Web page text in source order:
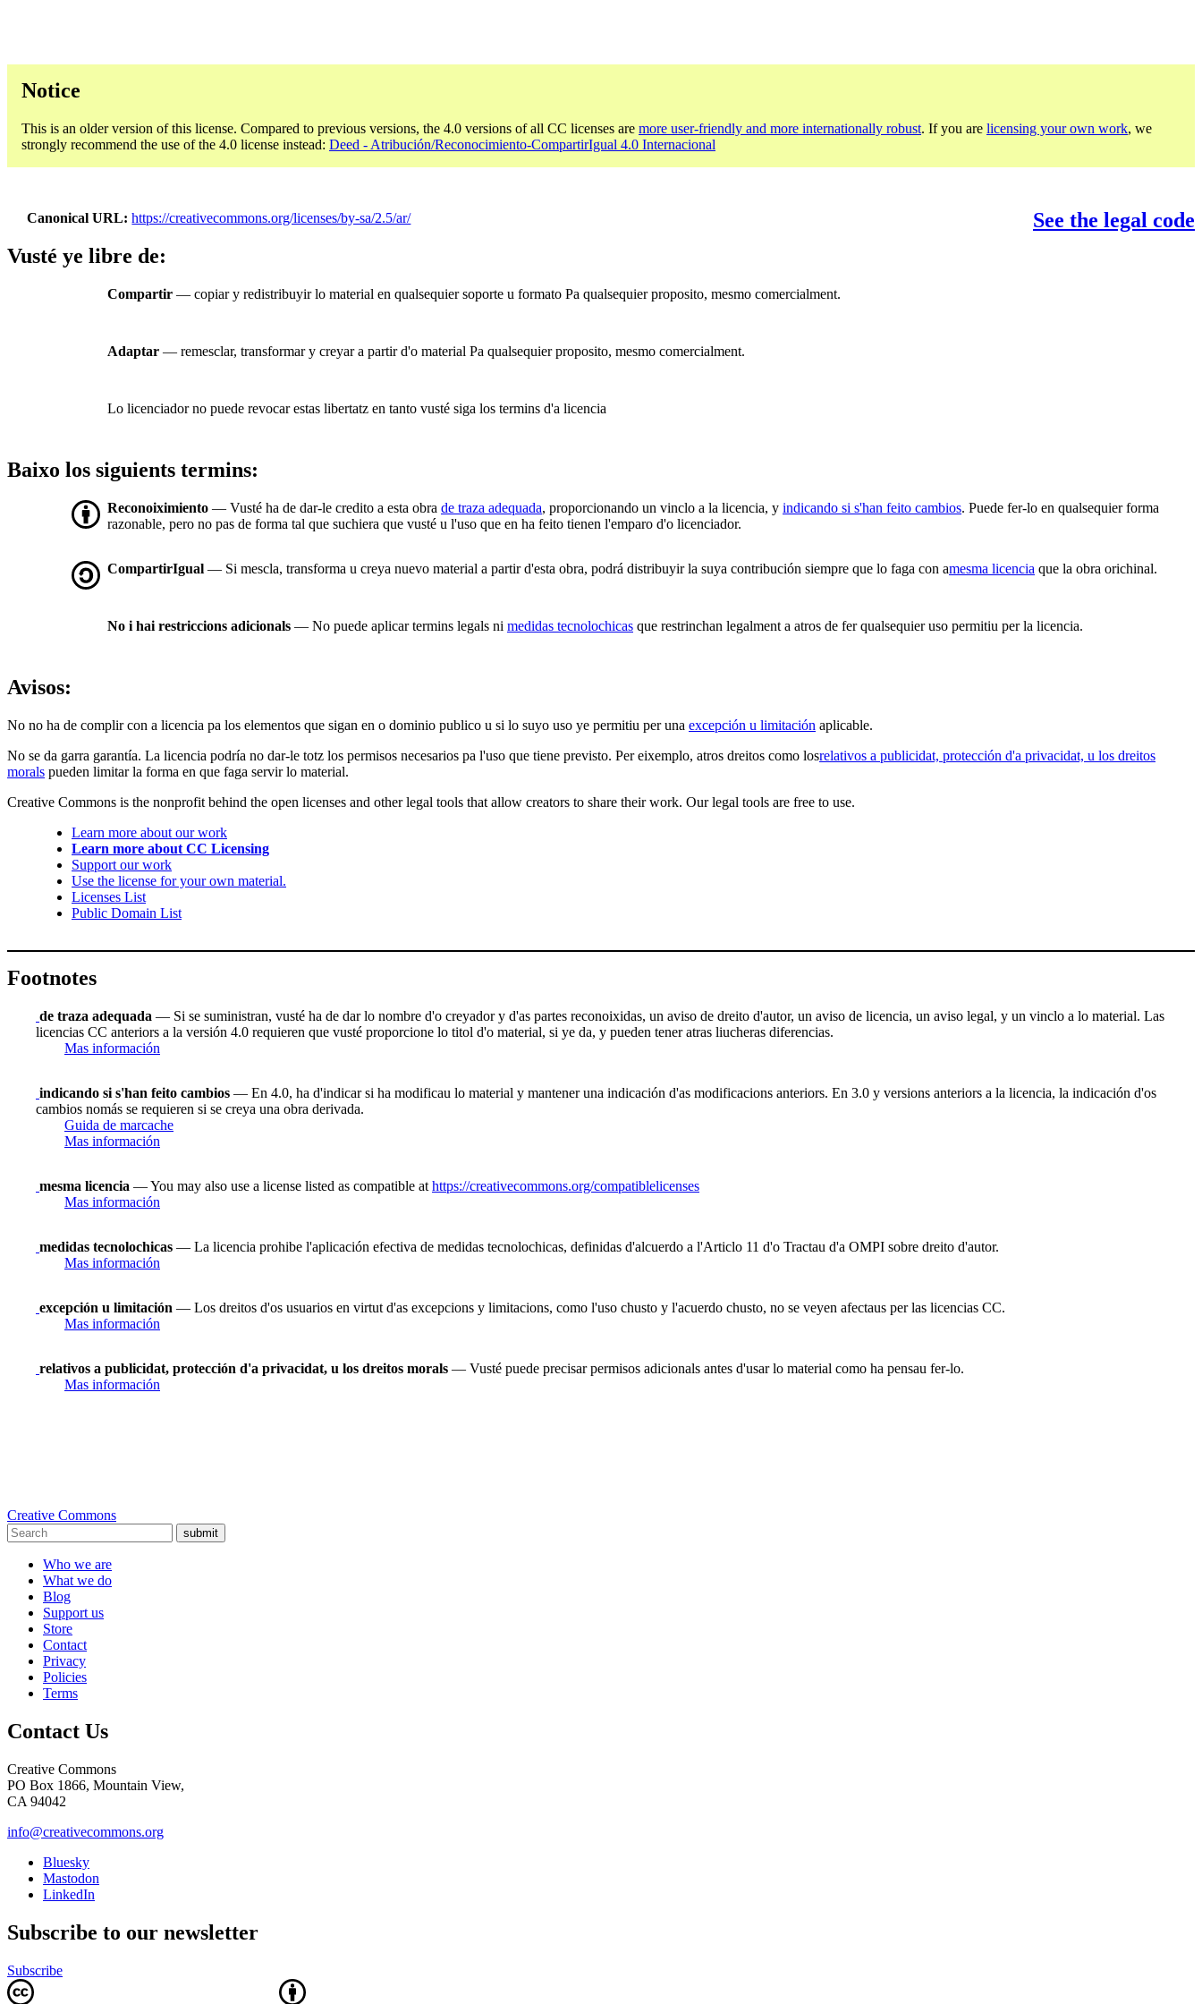
Notice
This is an older version of this license. Compared to previous versions, the 4.0 versions of all CC licenses are more user-friendly and more internationally robust. If you are licensing your own work, we
strongly recommend the use of the 4.0 license instead: Deed - Atribución/Reconocimiento-CompartirIgual 4.0 Internacional
Canonical URL https://creativecommons.org/licenses/by-sa/2.5/ar/
See the legal code
Vusté ye libre de:
Compartir — copiar y redistribuyir lo material en qualsequier soporte u formato Pa qualsequier proposito, mesmo comercialment.
Adaptar — remesclar, transformar y creyar a partir d'o material Pa qualsequier proposito, mesmo comercialment.
Lo licenciador no puede revocar estas libertatz en tanto vusté siga los termins d'a licencia
Baixo los siguients termins:
Reconoiximiento — Vusté ha de dar-le credito a esta obra de traza adequada, proporcionando un vinclo a la licencia, y indicando si s'han feito cambios. Puede fer-lo en qualsequier forma
razonable, pero no pas de forma tal que suchiera que vusté u l'uso que en ha feito tienen l'emparo d'o licenciador.
CompartirIgual — Si mescla, transforma u creya nuevo material a partir d'esta obra, podrá distribuyir la suya contribución siempre que lo faga con amesma licencia que la obra orichinal.
No i hai restriccions adicionals — No puede aplicar termins legals ni medidas tecnolochicas que restrinchan legalment a atros de fer qualsequier uso permitiu per la licencia.
Avisos:
No no ha de complir con a licencia pa los elementos que sigan en o dominio publico u si lo suyo uso ye permitiu per una excepción u limitación aplicable.
No se da garra garantía. La licencia podría no dar-le totz los permisos necesarios pa l'uso que tiene previsto. Per eixemplo, atros dreitos como losrelativos a publicidat, protección d'a privacidat, u los dreitos
morals pueden limitar la forma en que faga servir lo material.
Creative Commons is the nonprofit behind the open licenses and other legal tools that allow creators to share their work. Our legal tools are free to use.
Learn more about our work
Learn more about CC Licensing
Support our work
Use the license for your own material.
Licenses List
Public Domain List
Footnotes
de traza adequada — Si se suministran, vusté ha de dar lo nombre d'o creyador y d'as partes reconoixidas, un aviso de dreito d'autor, un aviso de licencia, un aviso legal, y un vinclo a lo material. Las
licencias CC anteriors a la versión 4.0 requieren que vusté proporcione lo titol d'o material, si ye da, y pueden tener atras liucheras diferencias.
Mas información
indicando si s'han feito cambios — En 4.0, ha d'indicar si ha modificau lo material y mantener una indicación d'as modificacions anteriors. En 3.0 y versions anteriors a la licencia, la indicación d'os
cambios nomás se requieren si se creya una obra derivada.
Guida de marcache
Mas información
mesma licencia — You may also use a license listed as compatible at https://creativecommons.org/compatiblelicenses
Mas información
medidas tecnolochicas — La licencia prohibe l'aplicación efectiva de medidas tecnolochicas, definidas d'alcuerdo a l'Articlo 11 d'o Tractau d'a OMPI sobre dreito d'autor.
Mas información
excepción u limitación — Los dreitos d'os usuarios en virtut d'as excepcions y limitacions, como l'uso chusto y l'acuerdo chusto, no se veyen afectaus per las licencias CC.
Mas información
relativos a publicidat, protección d'a privacidat, u los dreitos morals — Vusté puede precisar permisos adicionals antes d'usar lo material como ha pensau fer-lo.
Mas información
Creative Commons
submit
Who we are
What we do
Blog
Support us
Store
Contact
Privacy
Policies
Terms
Contact Us
Creative Commons
PO Box 1866, Mountain View,
CA 94042
info@creativecommons.org
Bluesky
Mastodon
LinkedIn
Subscribe to our newsletter
Subscribe